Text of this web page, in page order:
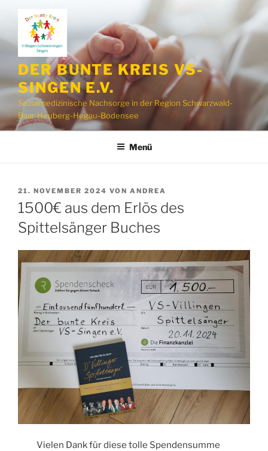
springen
DER BUNTE KREIS VS-
SINGEN E.V.
Sozialmedizinische Nachsorge in der Region Schwarzwald-
Baar-Heuberg-Hegau-Bodensee
Menü
VERÖFFENTLICHT
AM
21. NOVEMBER 2024 VON ANDREA
1500€ aus dem Erlös des
Spittelsänger Buches
Vielen Dank für diese tolle Spendensumme